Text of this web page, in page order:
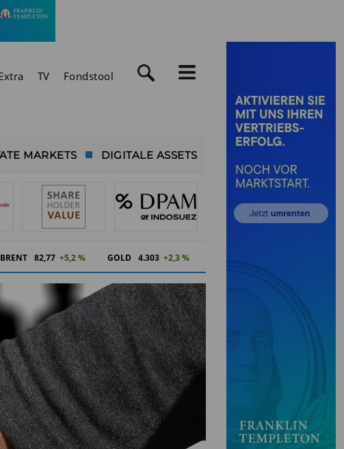
TV Fondstool
MARKETS DIGITALE ASSETS
BRENT 82,77 +5,2 % GOLD 4.303 +2,3 %